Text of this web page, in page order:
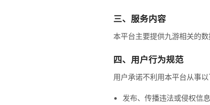
三、服务内容
本平台主要提供九游相关的
四、用户行为规范
用户承诺不利用本平台从事以
发布、传播违法或侵权信息